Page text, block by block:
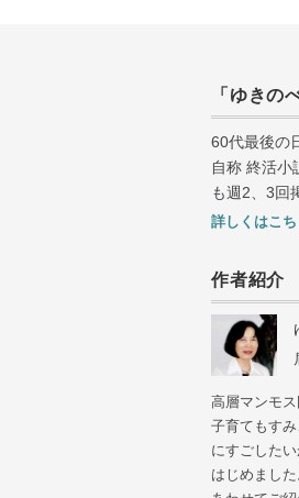
「ゆきの
60代最後の
自称 終活小
も週 2 3回
詳しくはこち
作者紹介
高層マンモス
子育てもす
にすごした
はじめまし